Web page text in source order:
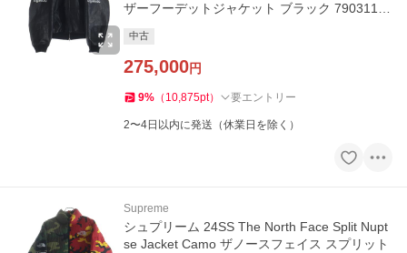
ザーフーデットジャケット ブラック 790311 T
中古
275,000円
9% （ 10,875pt） 要エントリー
2〜4日以内に発送（休業日を除く）
Supreme
シュプリーム 24SS The North Face Split Nupt
se Jacket Camo ザノースフェイス スプリット